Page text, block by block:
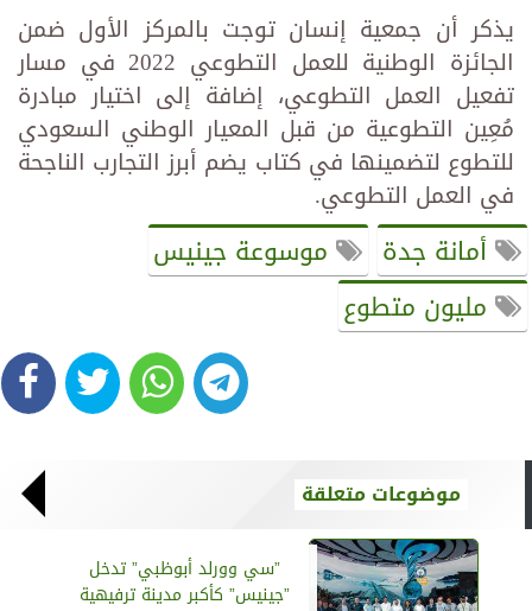
يذكر أن جمعية إنسان توجت بالمركز الأول ضمن
الجائزة الوطنية للعمل التطوعي 2022 في مسار
تفعيل العمل التطوعي، إضافة إلى اختيار مبادرة
مُعِين التطوعية من قبل المعيار الوطني السعودي
للتطوع لتضمينها في كتاب يضم أبرز التجارب الناجحة
في العمل التطوعي.
أمانة جدة
موسوعة جينيس
مليون متطوع
موضوعات متعلقة
”سي وورلد أبوظبي” تدخل
”جينيس” كأكبر مدينة ترفيهية